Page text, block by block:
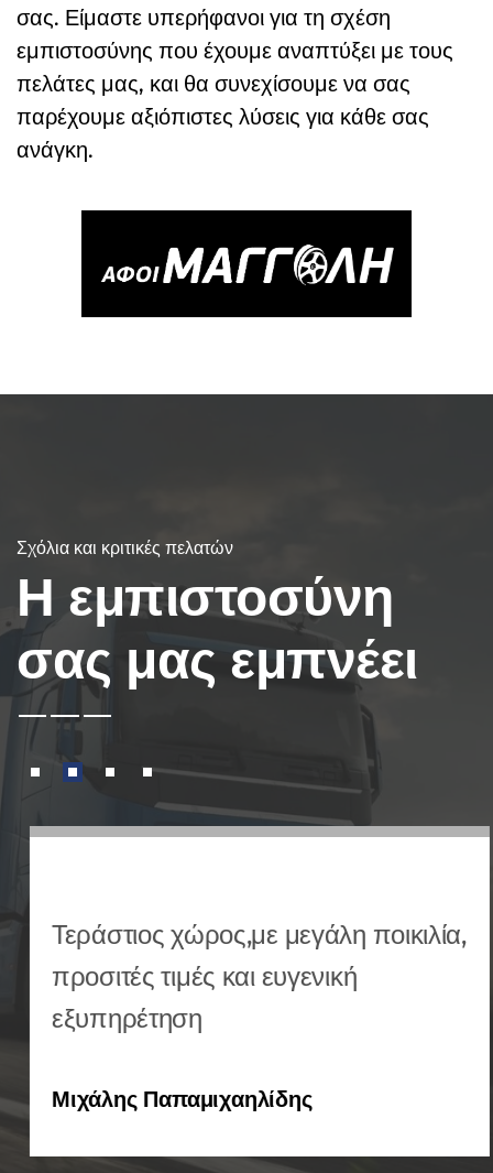
σας. Είμαστε υπερήφανοι για τη σχέση
εμπιστοσύνης που έχουμε αναπτύξει με τους
πελάτες μας, και θα συνεχίσουμε να σας
παρέχουμε αξιόπιστες λύσεις για κάθε σας
ανάγκη.
Σχόλια και κριτικές πελατών
Η εμπιστοσύνη
σας μας εμπνέει
Τεράστιος χώρος,με μεγάλη ποικιλία,
προσιτές τιμές και ευγενική
εξυπηρέτηση
Μιχάλης Παπαμιχαηλίδης